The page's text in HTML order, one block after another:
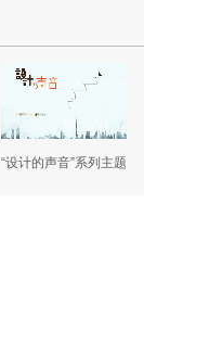
“设计的声音”系列主题